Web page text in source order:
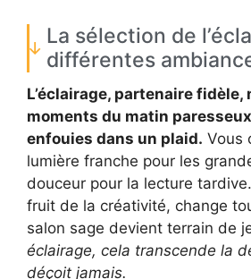
La sélection de
différentes
L’éclairage, partenaire fidèle,
moments du matin
enfouies dans un plaid. Vous
lumière franche pour les
douceur pour la lecture
fruit de la créativité, change
salon sage devient terrain de
éclairage, cela transcende la
déçoit jamais.